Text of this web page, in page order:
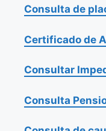
Consulta de
Certificado de
Consultar
Consulta